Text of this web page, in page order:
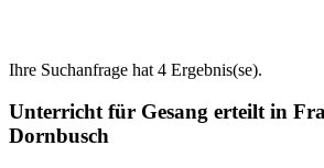
Ihre Suchanfrage hat 4 Ergebnis(se).
Unterricht für Gesang erteilt in
Dornbusch